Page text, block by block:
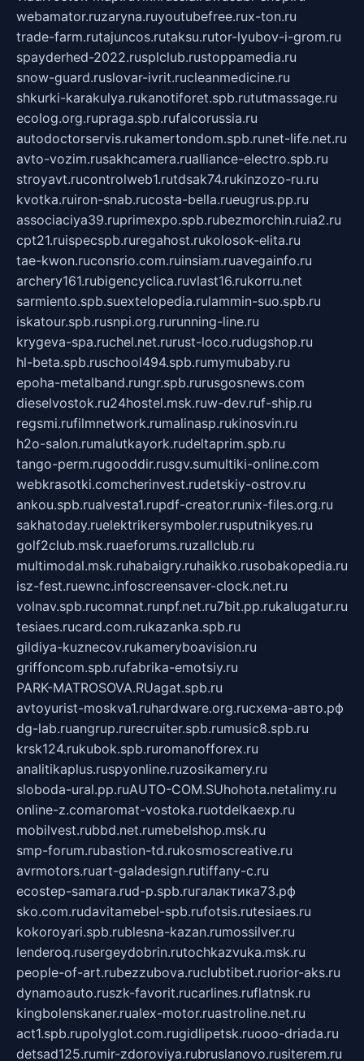
webamator.ruzaryna.ruyoutubefree.rux-ton.ru
trade-farm.rutajuncos.rutaksu.rutor-lyubov-i-grom.ru
spayderhed-2022.rusplclub.rustoppamedia.ru
snow-guard.ruslovar-ivrit.rucleanmedicine.ru
shkurki-karakulya.rukanotiforet.spb.rututmassage.ru
ecolog.org.rupraga.spb.rufalcorussia.ru
autodoctorservis.rukamertondom.spb.runet-life.net.ru
avto-vozim.rusakhcamera.rualliance-electro.spb.ru
stroyavt.rucontrolweb1.rutdsak74.rukinzozo-ru.ru
kvotka.ruiron-snab.rucosta-bella.rueugrus.pp.ru
associaciya39.ruprimexpo.spb.rubezmorchin.ruia2.ru
cpt21.ruispecspb.ruregahost.rukolosok-elita.ru
tae-kwon.ruconsrio.com.ruinsiam.ruavegainfo.ru
archery161.rubigencyclica.ruvlast16.rukorru.net
sarmiento.spb.suextelopedia.rulammin-suo.spb.ru
iskatour.spb.rusnpi.org.rurunning-line.ru
krygeva-spa.ruchel.net.rurust-loco.rudugshop.ru
hl-beta.spb.ruschool494.spb.rumymubaby.ru
epoha-metalband.rungr.spb.rurusgosnews.com
dieselvostok.ru24hostel.msk.ruw-dev.ruf-ship.ru
regsmi.rufilmnetwork.rumalinasp.rukinosvin.ru
h2o-salon.rumalutkayork.rudeltaprim.spb.ru
tango-perm.rugooddir.rusgv.sumultiki-online.com
webkrasotki.comcherinvest.rudetskiy-ostrov.ru
ankou.spb.rualvesta1.rupdf-creator.runix-files.org.ru
sakhatoday.ruelektrikersymboler.rusputnikyes.ru
golf2club.msk.ruaeforums.ruzallclub.ru
multimodal.msk.ruhabaigry.ruhaikko.rusobakopedia.ru
isz-fest.ruewnc.infoscreensaver-clock.net.ru
volnav.spb.rucomnat.runpf.net.ru7bit.pp.rukalugatur.ru
tesiaes.rucard.com.rukazanka.spb.ru
gildiya-kuznecov.rukameryboavision.ru
griffoncom.spb.rufabrika-emotsiy.ru
PARK-MATROSOVA.RUagat.spb.ru
avtoyurist-moskva1.ruhardware.org.ruсхема-авто.рф
dg-lab.ruangrup.rurecruiter.spb.rumusic8.spb.ru
krsk124.rukubok.spb.ruromanofforex.ru
analitikaplus.ruspyonline.ruzosikamery.ru
sloboda-ural.pp.ruAUTO-COM.SUhohota.netalimy.ru
online-z.comaromat-vostoka.ruotdelkaexp.ru
mobilvest.rubbd.net.rumebelshop.msk.ru
smp-forum.rubastion-td.rukosmoscreative.ru
avrmotors.ruart-galadesign.rutiffany-c.ru
ecostep-samara.rud-p.spb.ruгалактика73.рф
sko.com.rudavitamebel-spb.rufotsis.rutesiaes.ru
kokoroyari.spb.rublesna-kazan.rumossilver.ru
lenderoq.rusergeydobrin.rutochkazvuka.msk.ru
people-of-art.rubezzubova.ruclubtibet.ruorior-aks.ru
dynamoauto.ruszk-favorit.rucarlines.ruflatnsk.ru
kingbolenskaner.rualex-motor.ruastroline.net.ru
act1.spb.rupolyglot.com.rugidlipetsk.ruooo-driada.ru
detsad125.rumir-zdoroviya.rubruslanovo.rusiterem.ru